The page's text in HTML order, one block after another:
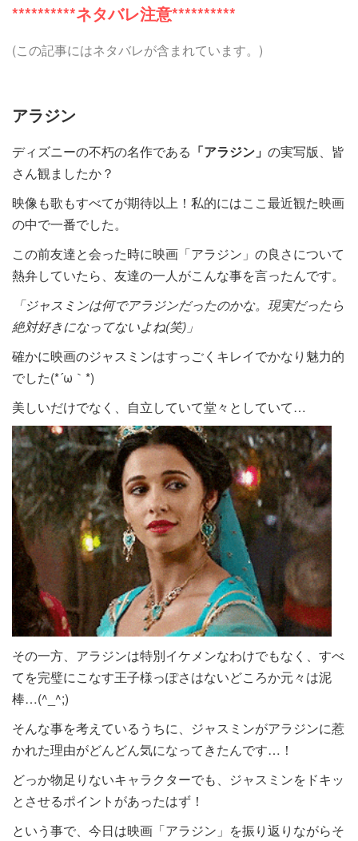
**********ネタバレ注意**********
(この記事にはネタバレが含まれています。)
アラジン
ディズニーの不朽の名作である 「アラジン」 の実写版、皆
さん観ましたか？
映像も歌もすべてが期待以上！私的にはここ最近観た映画
の中で一番でした。
この前友達と会った時に映画「アラジン」の良さについて
熱弁していたら、友達の一人がこんな事を言ったんです。
「ジャスミンは何でアラジンだったのかな。現実だったら
絶対好きになってないよね(笑) 」
確かに映画のジャスミンはすっごくキレイでかなり魅力的
でした(*´ω｀*)
美しいだけでなく、自立していて堂々としていて…
その一方、アラジンは特別イケメンなわけでもなく、すべ
てを完璧にこなす王子様っぽさはないどころか元々は泥
棒…(^_^;)
そんな事を考えているうちに、ジャスミンがアラジンに惹
かれた理由がどんどん気になってきたんです…！
どっか物足りないキャラクターでも、ジャスミンをドキッ
とさせるポイントがあったはず！
という事で、今日は映画「アラジン」を振り返りながらそ